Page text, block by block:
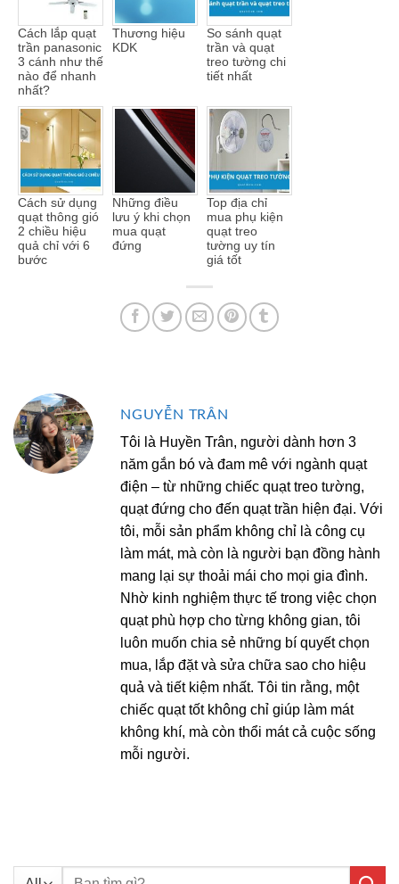
Cách lắp quạt
trần panasonic
3 cánh như thế
nào để nhanh
nhất?
Thương hiệu
KDK
So sánh quạt
trần và quạt
treo tường chi
tiết nhất
Cách sử dụng
quạt thông gió
2 chiều hiệu
quả chỉ với 6
bước
Những điều
lưu ý khi chọn
mua quạt
đứng
Top địa chỉ
mua phụ kiện
quạt treo
tường uy tín
giá tốt
NGUYỄN TRÂN
Tôi là Huyền Trân, người dành hơn 3
năm gắn bó và đam mê với ngành quạt
điện – từ những chiếc quạt treo tường,
quạt đứng cho đến quạt trần hiện đại. Với
tôi, mỗi sản phẩm không chỉ là công cụ
làm mát, mà còn là người bạn đồng hành
mang lại sự thoải mái cho mọi gia đình.
Nhờ kinh nghiệm thực tế trong việc chọn
quạt phù hợp cho từng không gian, tôi
luôn muốn chia sẻ những bí quyết chọn
mua, lắp đặt và sửa chữa sao cho hiệu
quả và tiết kiệm nhất. Tôi tin rằng, một
chiếc quạt tốt không chỉ giúp làm mát
không khí, mà còn thổi mát cả cuộc sống
mỗi người.
Tìm